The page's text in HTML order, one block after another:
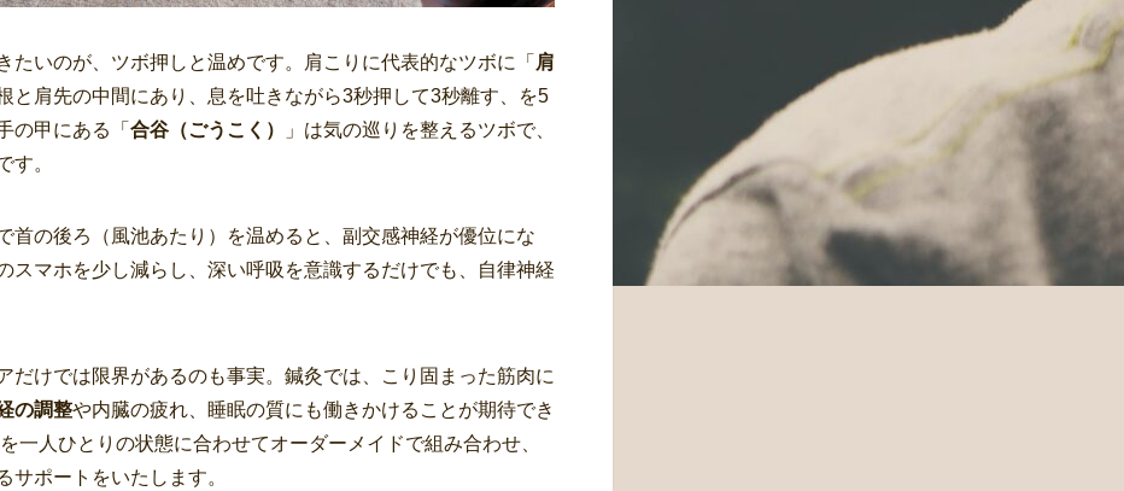
たいのが、ツボ押しと温めです。肩こりに代表的なツボに「 肩
と肩先の中間にあり、息を吐きながら3秒押して3秒離す、を5
の甲にある「 合谷（ごうこく）
」は気の巡りを整えるツボで、
す。
首の後ろ（風池あたり）を温めると、副交感神経が優位にな
スマホを少し減らし、深い呼吸を意識するだけでも、自律神経
だけでは限界があるのも事実。鍼灸では、こり固まった筋肉に
の調整や内臓の疲れ、睡眠の質にも働きかけることが期待でき
一人ひとりの状態に合わせてオーダーメイドで組み合わせ、
サポートをいたします。